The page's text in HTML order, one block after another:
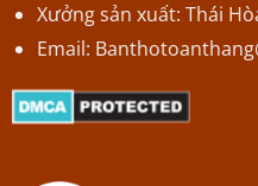
Xưởng sản xuất: Thái
Email: